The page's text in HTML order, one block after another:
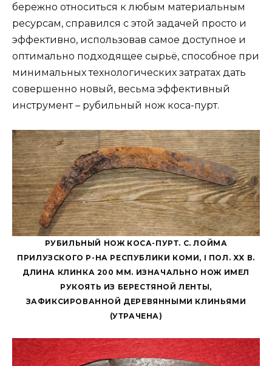
бережно относиться к любым материальным
ресурсам, справился с этой задачей просто и
эффективно, использовав самое доступное и
оптимально подходящее сырьё, способное при
минимальных технологических затратах дать
совершенно новый, весьма эффективный
инструмент – рубильный нож коса-пурт.
РУБИЛЬНЫЙ НОЖ КОСА-ПУРТ. С. ЛОЙМА
ПРИЛУЗСКОГО Р-НА РЕСПУБЛИКИ КОМИ, I ПОЛ. XX В.
ДЛИНА КЛИНКА 200 ММ. ИЗНАЧАЛЬНО НОЖ ИМЕЛ
РУКОЯТЬ ИЗ БЕРЕСТЯНОЙ ЛЕНТЫ,
ЗАФИКСИРОВАННОЙ ДЕРЕВЯННЫМИ КЛИНЬЯМИ
(УТРАЧЕНА)